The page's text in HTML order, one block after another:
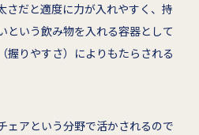
さだと適度に力が入れやすく、持
という飲み物を入れる容器として
握りやすさ）によりもたらされる
ェアという分野で活かされるので